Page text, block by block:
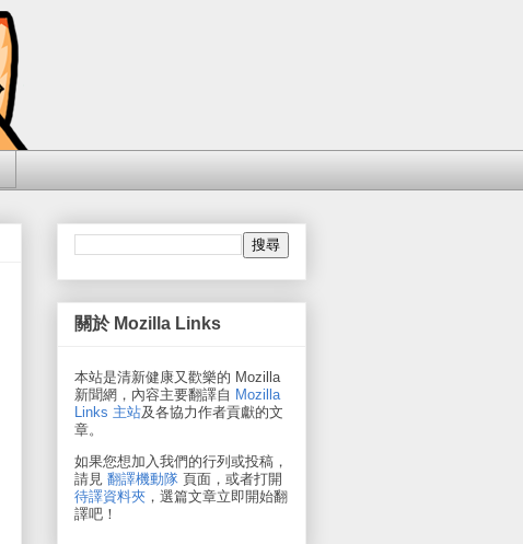
關於 Mozilla Links
本站是清新健康又歡樂的 Mozilla
新聞網，內容主要翻譯自 Mozilla
Links 主站及各協力作者貢獻的文
章。
如果您想加入我們的行列或投稿，
請見 翻譯機動隊 頁面，或者打開
待譯資料夾 ，選篇文章立即開始翻
譯吧！